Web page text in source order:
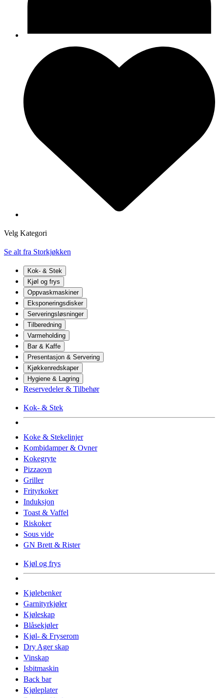
Velg Kategori
Se alt fra Storkjøkken
Kok- & Stek
Kjøl og frys
Oppvaskmaskiner
Eksponeringsdisker
Serveringsløsninger
Tilberedning
Varmeholding
Bar & Kaffe
Presentasjon & Servering
Kjøkkenredskaper
Hygiene & Lagring
Reservedeler & Tilbehør
Kok- & Stek
Koke & Stekelinjer
Kombidamper & Ovner
Kokegryte
Pizzaovn
Griller
Frityrkoker
Induksjon
Toast & Vaffel
Riskoker
Sous vide
GN Brett & Rister
Kjøl og frys
Kjølebenker
Garnityrkjøler
Kjøleskap
Blåsekjøler
Kjøl- & Fryserom
Dry Ager skap
Vinskap
Isbitmaskin
Back bar
Kjøleplater